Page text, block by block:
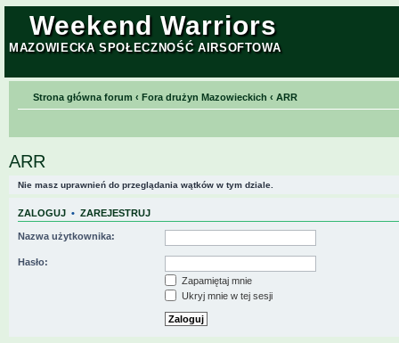
Weekend Warriors
MAZOWIECKA SPOŁECZNOŚĆ AIRSOFTOWA
Strona główna forum ‹ Fora drużyn Mazowieckich ‹ ARR
ARR
Nie masz uprawnień do przeglądania wątków w tym dziale.
ZALOGUJ • ZAREJESTRUJ
Nazwa użytkownika:
Hasło:
Zapamiętaj mnie
Ukryj mnie w tej sesji